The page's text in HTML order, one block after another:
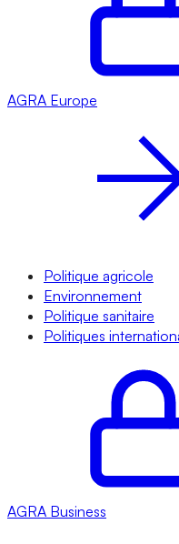
AGRA Europe
Politique agricole
Environnement
Politique sanitaire
Politiques
AGRA Business